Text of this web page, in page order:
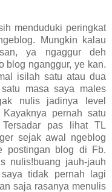
menduduki peringkat
Mungkin kalau
ya ngaggur deh
blog nganggur, ye kan.
isilah satu atau dua
masa saya males
nulis jadinya level
pernah satu
pas lihat TL
sejak awal ngeblog
postingan blog di Fb.
nulis!buang jauh-jauh
tidak pernah lagi
saja rasanya menulis